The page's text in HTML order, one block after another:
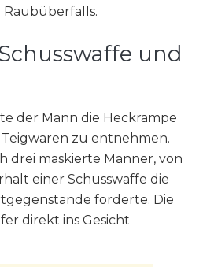
Raubüberfalls.
und
der Mann die Heckrampe
zu entnehmen.
drei maskierte Männer, von
einer Schusswaffe die
forderte. Die
direkt ins Gesicht